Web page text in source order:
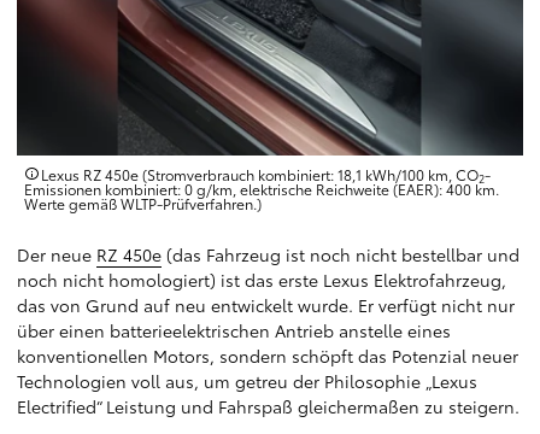
Lexus RZ 450e (Stromverbrauch kombiniert: 18,1 kWh/100 km, CO2-
Emissionen kombiniert: 0 g/km, elektrische Reichweite (EAER): 400 km.
Werte gemäß WLTP-Prüfverfahren.)
Der neue RZ 450e (das Fahrzeug ist noch nicht bestellbar und
noch nicht homologiert) ist das erste Lexus Elektrofahrzeug,
das von Grund auf neu entwickelt wurde. Er verfügt nicht nur
über einen batterieelektrischen Antrieb anstelle eines
konventionellen Motors, sondern schöpft das Potenzial neuer
Technologien voll aus, um getreu der Philosophie „Lexus
Electrified“ Leistung und Fahrspaß gleichermaßen zu steigern.